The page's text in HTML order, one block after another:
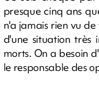
presque cinq ans
n'a jamais rien vu
d'une situation très
morts. On a besoin
le responsable des